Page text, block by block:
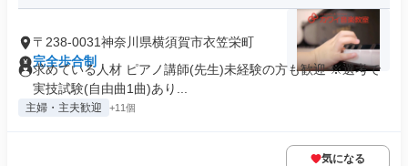
〒238-0031神奈川県横須賀市衣笠栄町
完全歩合制
求めている人材 ピアノ講師(先生)未経験の方も歓迎 ※選考で
実技試験(自由曲1曲)あり...
主婦・主夫歓迎 +11個
気になる